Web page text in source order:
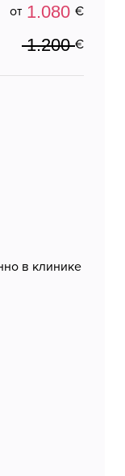
1.200€
от 1.080 €
в клинике